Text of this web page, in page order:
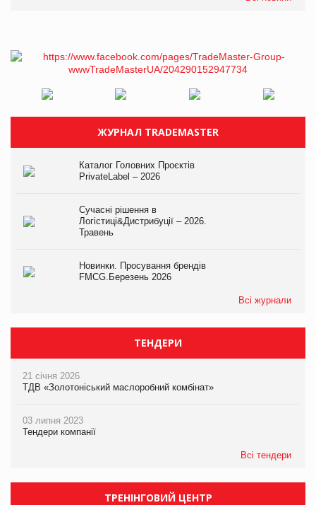
ЖУРНАЛ TRADEMASTER
Каталог Головних Проєктів
PrivateLabel – 2026
Сучасні рішення в
Логістиці&Дистрибуції – 2026.
Травень
Новинки. Просування брендів
FMCG.Березень 2026
Всі журнали
ТЕНДЕРИ
21 січня 2026
ТДВ «Золотоніський маслоробний комбінат»
03 липня 2023
Тендери компанії
Всі тендери
ТРЕНІНГОВИЙ ЦЕНТР